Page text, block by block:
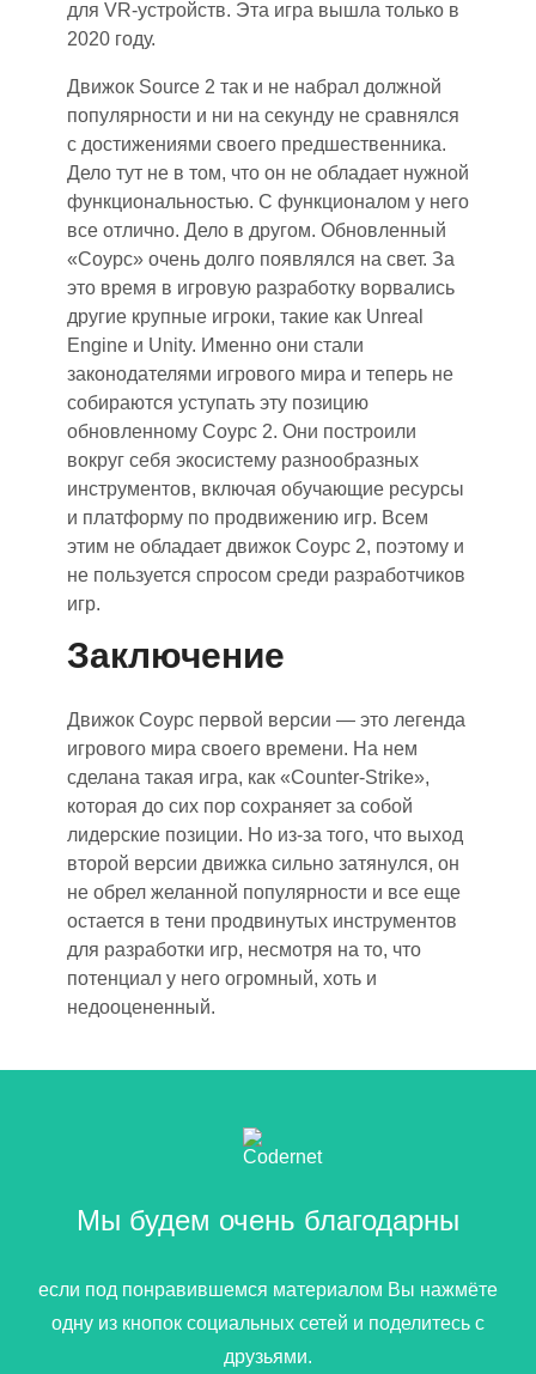
для VR-устройств. Эта игра вышла только в
2020 году.
Движок Source 2 так и не набрал должной
популярности и ни на секунду не сравнялся
с достижениями своего предшественника.
Дело тут не в том, что он не обладает нужной
функциональностью. С функционалом у него
все отлично. Дело в другом. Обновленный
«Соурс» очень долго появлялся на свет. За
это время в игровую разработку ворвались
другие крупные игроки, такие как Unreal
Engine и Unity. Именно они стали
законодателями игрового мира и теперь не
собираются уступать эту позицию
обновленному Соурс 2. Они построили
вокруг себя экосистему разнообразных
инструментов, включая обучающие ресурсы
и платформу по продвижению игр. Всем
этим не обладает движок Соурс 2, поэтому и
не пользуется спросом среди разработчиков
игр.
Заключение
Движок Соурс первой версии — это легенда
игрового мира своего времени. На нем
сделана такая игра, как «Counter-Strike»,
которая до сих пор сохраняет за собой
лидерские позиции. Но из-за того, что выход
второй версии движка сильно затянулся, он
не обрел желанной популярности и все еще
остается в тени продвинутых инструментов
для разработки игр, несмотря на то, что
потенциал у него огромный, хоть и
недооцененный.
Мы будем очень благодарны
если под понравившемся материалом Вы нажмёте
одну из кнопок социальных сетей и поделитесь с
друзьями.